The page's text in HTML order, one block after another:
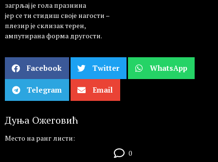
загрљај је гола празнина
јер се ти стидиш своје нагости –
плезир је склизак терен,
ампутирана форма другости.
Facebook Twitter WhatsApp
Telegram Email
Дуња Ожеговић
Место на ранг листи:
0